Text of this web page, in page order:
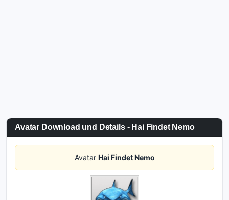
Avatar Download und Details - Hai Findet Nemo
Avatar Hai Findet Nemo